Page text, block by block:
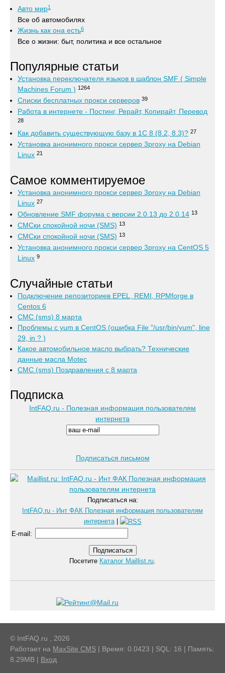
Авто мир1
Все об автомобилях
Жизнь как она есть6
Все о жизни: быт, политика и все остальное
Популярные статьи
Установка переключателя языков в шаблон SMF ( Simple
Machines Forum ) 1264
Списки бесплатных прокси серверов 39
Работа в интернете - Постинг, Рерайт, Копирайт, Перевод
28
Как добавить существующую базу в 1С 8 (8.2, 8.3)? 27
Установка анонимного прокси сервер 3proxy на Debian
Linux 21
Самое комментируемое
Установка анонимного прокси сервер 3proxy на Debian
Linux 27
Обновление SMF форума с версии 2.0.13 до 2.0.14 13
СМСки спокойной ночи (SMS) 13
СМСки спокойной ночи (SMS) 13
Установка анонимного прокси сервер 3proxy на CentOS 5
Linux 9
Случайные статьи
Подключение репозиториев EPEL, REMI, RPMforge в
Centos 6
СМС (sms) 8 марта
Проблемы с yum в CentOS (ошибка File "/usr/bin/yum", line
29, in ? )
Какое автомобильное масло выбрать? Технические
данные масла Motec
СМС (sms) Поздравления с 8 марта
Подписка
IntFAQ.ru - Полезная информация пользователям
интернета
Подписаться письмом
Подписаться на:
IntFAQ.ru - Инт ФАК Полезная информация пользователям
интернета|
E-mail :
Посетите Каталог Maillist.ru.
© IntFAQ.ru , 2026
Работает на MaxSite CMS | Время: 0.0423 | SQL: 16 | Память:
8.29MB | Вход